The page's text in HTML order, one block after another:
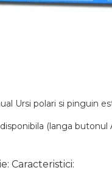
Ursi polari si pinguin
(langa butonul
Caracteristici: